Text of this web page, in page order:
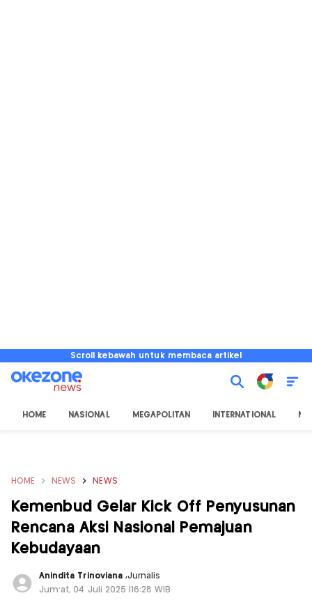
Scroll kebawah untuk membaca artikel
HOME NASIONAL MEGAPOLITAN INTERNATIONAL
HOME NEWS NEWS
Kemenbud Gelar Kick Off Penyusunan
Rencana Aksi Nasional Pemajuan
Kebudayaan
Anindita Trinoviana ,Jurnalis
Jum'at, 04 Juli 2025 |16:28 WIB